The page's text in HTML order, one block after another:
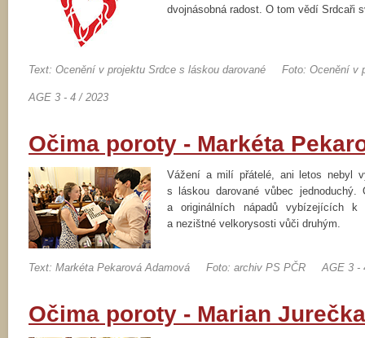
dvojnásobná radost. O tom vědí Srdcaři
Text: Ocenění v projektu Srdce s láskou darované Foto: Ocenění v
AGE 3 - 4 / 2023
Očima poroty - Markéta
Vážení a milí přátelé, ani letos nebyl
s láskou darované vůbec
a originálních nápadů vybízejících
a nezištné velkorysosti vůči druhým.
Text: Markéta Pekarová Adamová Foto: archiv PS PČR AGE 3 -
Očima poroty - Marian Jurečka